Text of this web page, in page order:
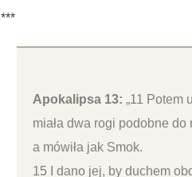
***
Apokalipsa 13: „11 Potem
miała dwa rogi podobne do
a mówiła jak Smok.
15 I dano jej, by duchem